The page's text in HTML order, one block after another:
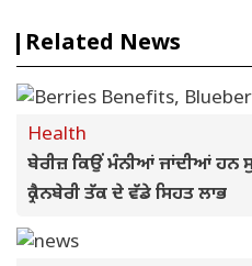
Related News
Health
ਬੇਰੀਜ਼ ਕਿਉਂ ਮੰਨੀਆਂ ਜਾਂਦੀਆਂ ਹਨ
ਕ੍ਰੈਨਬੇਰੀ ਤੱਕ ਦੇ ਵੱਡੇ ਸਿਹਤ ਲਾਭ